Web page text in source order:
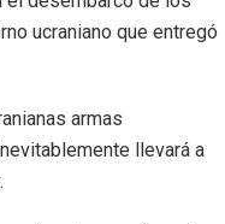
ucraniano que entregó
armas
llevará a